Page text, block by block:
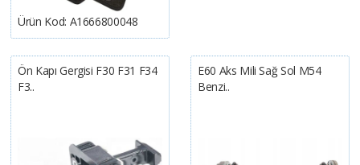
Ürün Kod: A1666800048
Ön Kapı Gergisi F30 F31 F34
F3..
E60 Aks Mili Sağ Sol M54
Benzi..